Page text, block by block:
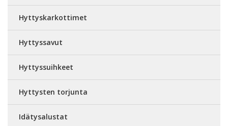
Hyttyskarkottimet
Hyttyssavut
Hyttyssuihkeet
Hyttysten torjunta
Idätysalustat